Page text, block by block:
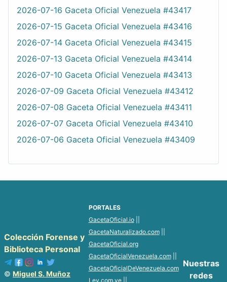
2026-07-16 Gaceta Oficial Venezuela #43417
2026-07-15 Gaceta Oficial Venezuela #43416
2026-07-14 Gaceta Oficial Venezuela #43415
2026-07-13 Gaceta Oficial Venezuela #43414
2026-07-10 Gaceta Oficial Venezuela #43413
2026-07-09 Gaceta Oficial Venezuela #43412
2026-07-08 Gaceta Oficial Venezuela #43411
2026-07-07 Gaceta Oficial Venezuela #43410
2026-07-06 Gaceta Oficial Venezuela #43409
Colección Forense y
Biblioteca Personal
© Miguel S. Muñoz
PORTALES
GacetaOficial.io||
GacetaNaturalizado.com||
GacetaOficial.org
GacetaOficialVenezuela.com||
GacetaOficialDeVenezuela.com
Ley.com.ve||
Nuestras
redes